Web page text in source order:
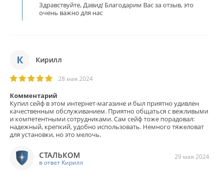
Здравствуйте, Давид! Благодарим Вас за отзыв, это
очень важно для нас
К Кирилл
28 мая 2024
Комментарий
Купил сейф в этом интернет-магазине и был приятно удивлен
качественным обслуживанием. Приятно общаться с вежливыми
и компетентными сотрудниками. Сам сейф тоже порадовал:
надежный, крепкий, удобно использовать. Немного тяжеловат
для установки, но это мелочь.
29 мая 2024
СТАЛЬКОМ
в ответ Кирилл